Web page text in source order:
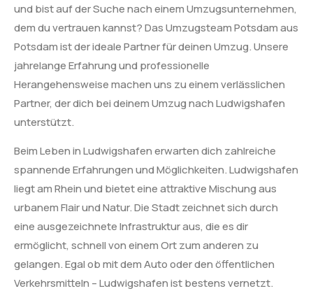
und bist auf der Suche nach einem Umzugsunternehmen,
dem du vertrauen kannst? Das Umzugsteam Potsdam aus
Potsdam ist der ideale Partner für deinen Umzug. Unsere
jahrelange Erfahrung und professionelle
Herangehensweise machen uns zu einem verlässlichen
Partner, der dich bei deinem Umzug nach Ludwigshafen
unterstützt.
Beim Leben in Ludwigshafen erwarten dich zahlreiche
spannende Erfahrungen und Möglichkeiten. Ludwigshafen
liegt am Rhein und bietet eine attraktive Mischung aus
urbanem Flair und Natur. Die Stadt zeichnet sich durch
eine ausgezeichnete Infrastruktur aus, die es dir
ermöglicht, schnell von einem Ort zum anderen zu
gelangen. Egal ob mit dem Auto oder den öffentlichen
Verkehrsmitteln – Ludwigshafen ist bestens vernetzt.